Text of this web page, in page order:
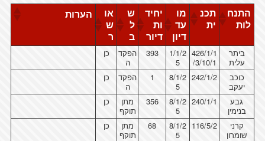
התנח
לות
תכנ
ית
מו
עד
דיון
יחיד
ות
דיור
ש
ל
ב
או
ש
ר
הערות
ביתר
עלית
426/1/1
/3/10/1
1/1/2
5
393
הפקד
ה
כן
כוכב
יעקב
242/1/2
8/1/2
5
1
הפקד
ה
כן
גבע
בנימין
240/1/1
8/1/2
5
356
מתן
תוקף
כן
קרני
שומרון
116/5/2
8/1/2
5
68
מתן
תוקף
כן